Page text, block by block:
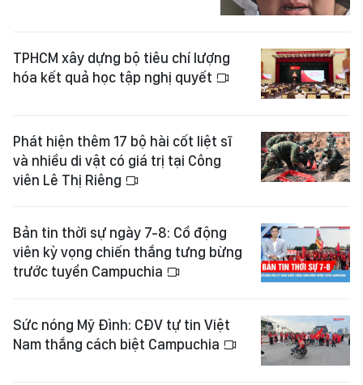
TPHCM xây dựng bộ tiêu chí lượng
hóa kết quả học tập nghị quyết
Phát hiện thêm 17 bộ hài cốt liệt sĩ
và nhiều di vật có giá trị tại Công
viên Lê Thị Riêng
Bản tin thời sự ngày 7-8: Cổ động
viên kỳ vọng chiến thắng tưng bừng
trước tuyển Campuchia
Sức nóng Mỹ Đình: CĐV tự tin Việt
Nam thắng cách biệt Campuchia